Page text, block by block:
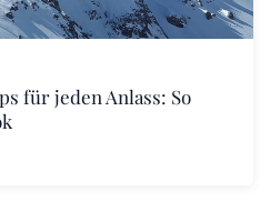
für jeden Anlass: So